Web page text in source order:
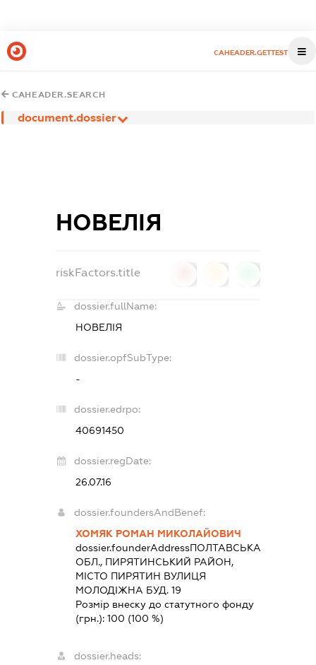
CAHEADER.GETTEST
CAHEADER.SEARCH
document.dossier
НОВЕЛІЯ
riskFactors.title
dossier.fullName:
НОВЕЛІЯ
dossier.opfSubType:
-
dossier.edrpo:
40691450
dossier.regDate:
26.07.16
dossier.foundersAndBenef:
ХОМЯК РОМАН МИКОЛАЙОВИЧ
dossier.founderAddressПОЛТАВСЬКА
ОБЛ., ПИРЯТИНСЬКИЙ РАЙОН,
МІСТО ПИРЯТИН ВУЛИЦЯ
МОЛОДІЖНА БУД. 19
Розмір внеску до статутного фонду
(грн.):100 (100 %)
dossier.heads: